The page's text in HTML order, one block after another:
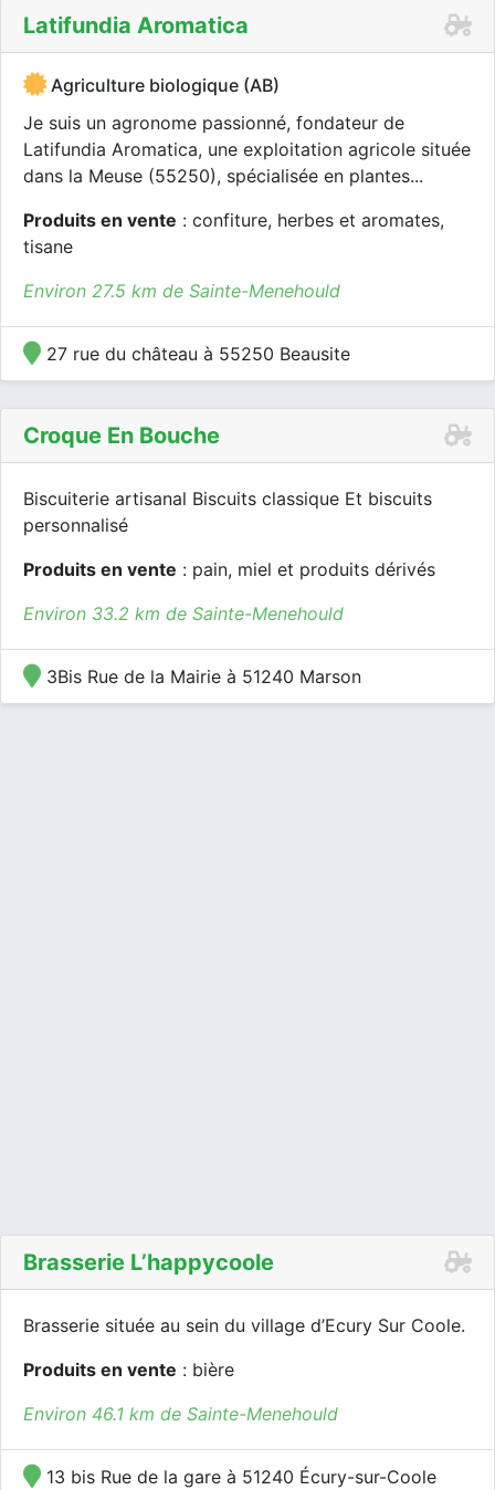
Latifundia Aromatica
Agriculture biologique (AB)
Je suis un agronome passionné, fondateur de
Latifundia Aromatica, une exploitation agricole située
dans la Meuse (55250), spécialisée en plantes...
Produits en vente : confiture, herbes et aromates,
tisane
Environ 27.5 km de Sainte-Menehould
27 rue du château à 55250 Beausite
Croque En Bouche
Biscuiterie artisanal Biscuits classique Et biscuits
personnalisé
Produits en vente : pain, miel et produits dérivés
Environ 33.2 km de Sainte-Menehould
3Bis Rue de la Mairie à 51240 Marson
Brasserie L’happycoole
Brasserie située au sein du village d’Ecury Sur Coole.
Produits en vente : bière
Environ 46.1 km de Sainte-Menehould
13 bis Rue de la gare à 51240 Écury-sur-Coole